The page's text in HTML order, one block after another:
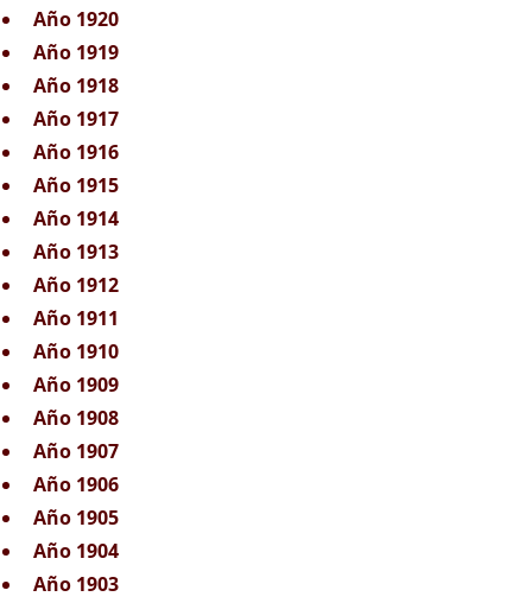
Año 1920
Año 1919
Año 1918
Año 1917
Año 1916
Año 1915
Año 1914
Año 1913
Año 1912
Año 1911
Año 1910
Año 1909
Año 1908
Año 1907
Año 1906
Año 1905
Año 1904
Año 1903